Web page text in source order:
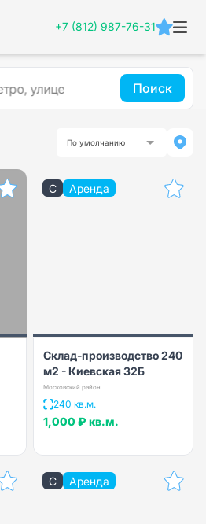
+7 (812) 987-76-31
Поиск
По умолчанию
C Аренда
Склад-производство 240
м2 - Киевская 32Б
Московский район
240 кв.м.
1,000 ₽ кв.м.
C Аренда